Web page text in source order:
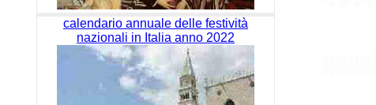
calendario annuale delle festività
nazionali in Italia anno 2022